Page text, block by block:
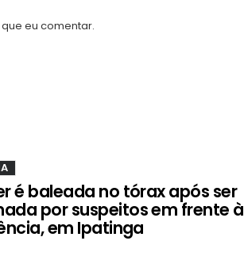
eu comentar.
é baleada no tórax após ser
por suspeitos em frente à
em Ipatinga